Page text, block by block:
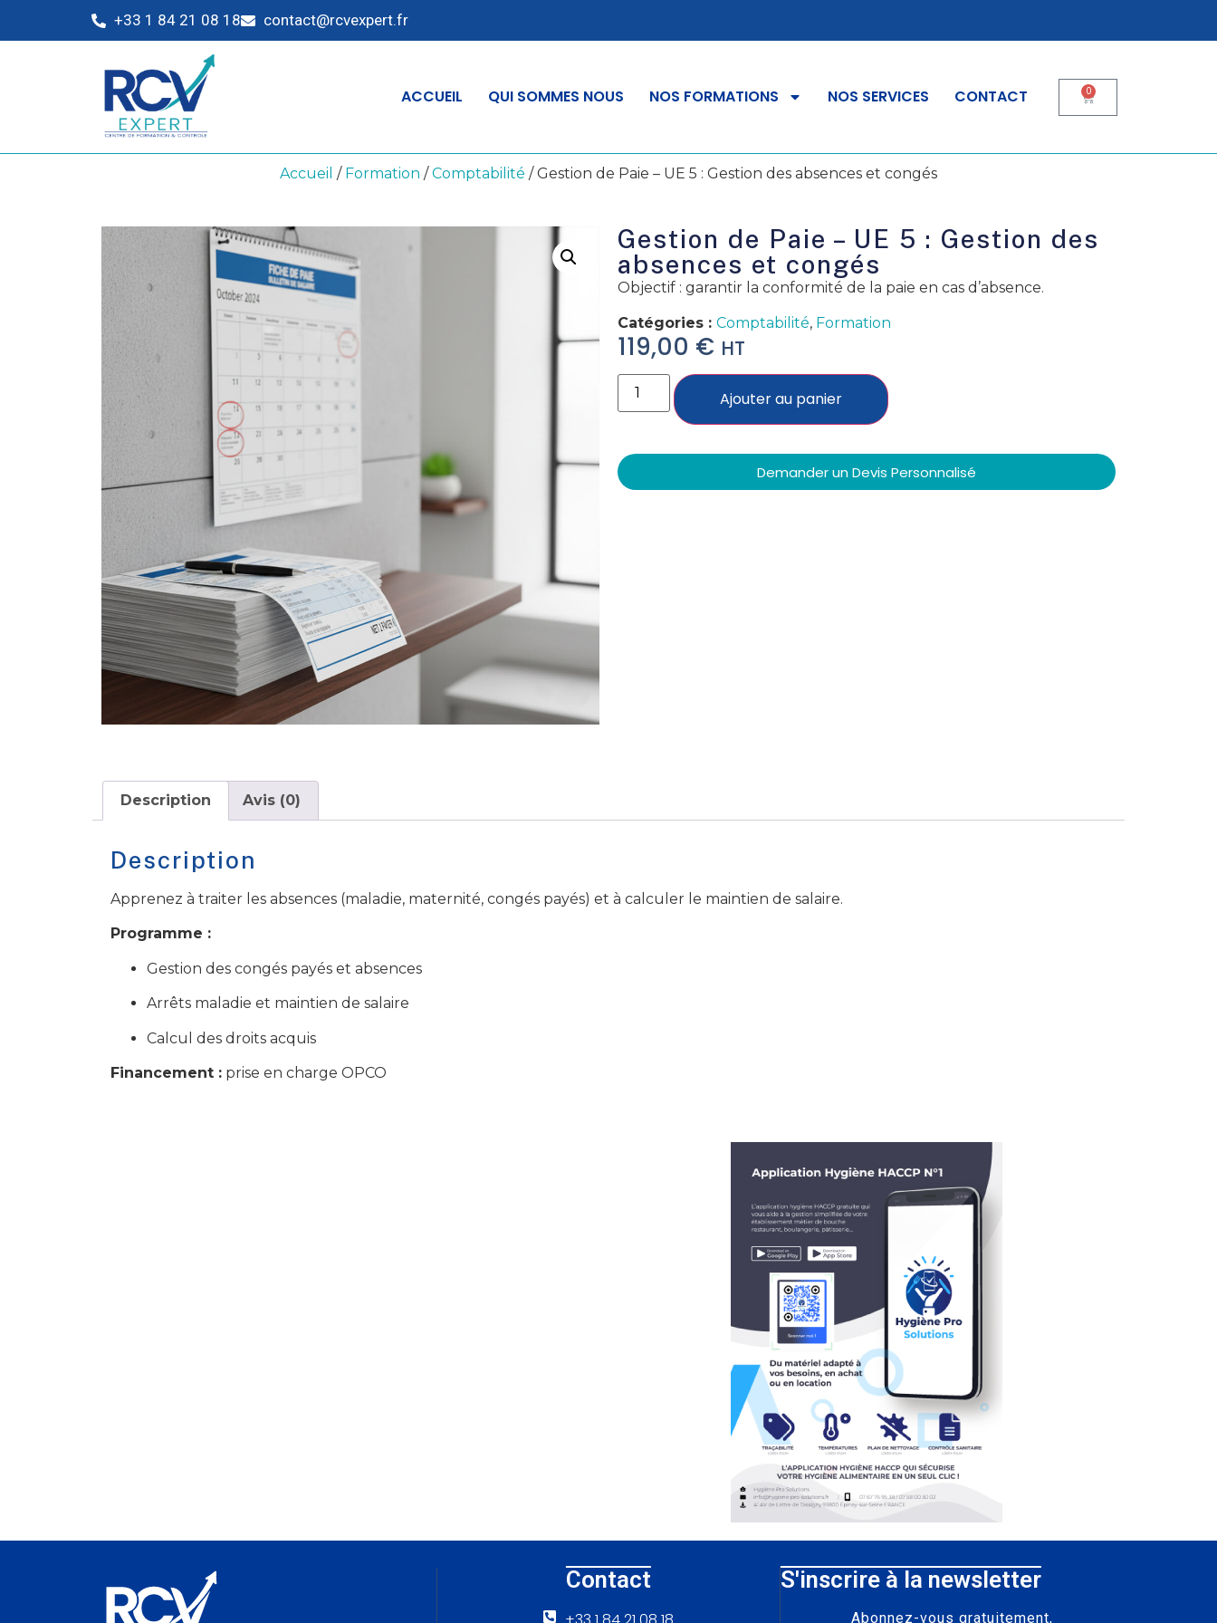
+33 1 84 21 08 18 contact@rcvexpert.fr
ACCUEIL QUI SOMMES NOUS NOS FORMATIONS NOS SERVICES CONTACT 0
Accueil / Formation / Comptabilité / Gestion de Paie – UE 5 : Gestion des absences et congés
Gestion de Paie – UE 5 : Gestion des
absences et congés
Objectif : garantir la conformité de la paie en cas d’absence.
Catégories : Comptabilité, Formation
119,00 € HT
Ajouter au panier
Demander un Devis Personnalisé
Description Avis (0)
Description
Apprenez à traiter les absences (maladie, maternité, congés payés) et à calculer le maintien de salaire.
Programme :
Gestion des congés payés et absences
Arrêts maladie et maintien de salaire
Calcul des droits acquis
Financement : prise en charge OPCO
Contact S'inscrire à la newsletter
Abonnez-vous gratuitement,